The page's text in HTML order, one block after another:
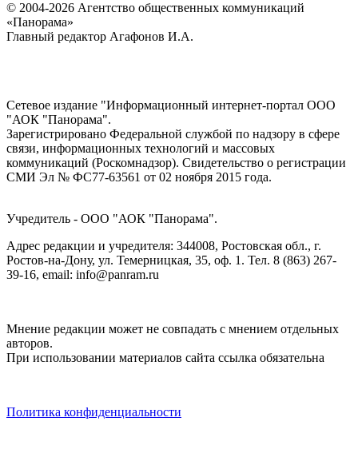
© 2004-2026 Агентство общественных коммуникаций
«Панорама»
Главный редактор Агафонов И.А.
Сетевое издание "Информационный интернет-портал ООО
"АОК "Панорама".
Зарегистрировано Федеральной службой по надзору в сфере
связи, информационных технологий и массовых
коммуникаций (Роскомнадзор). Cвидетельство о регистрации
СМИ Эл № ФС77-63561 от 02 ноября 2015 года.
Учредитель - ООО "АОК "Панорама".
Адрес редакции и учредителя: 344008, Ростовская обл., г.
Ростов-на-Дону, ул. Темерницкая, 35, оф. 1. Тел. 8 (863) 267-
39-16, email: info@panram.ru
Мнение редакции может не совпадать с мнением отдельных
авторов.
При использовании материалов сайта ссылка обязательна
Политика конфиденциальности